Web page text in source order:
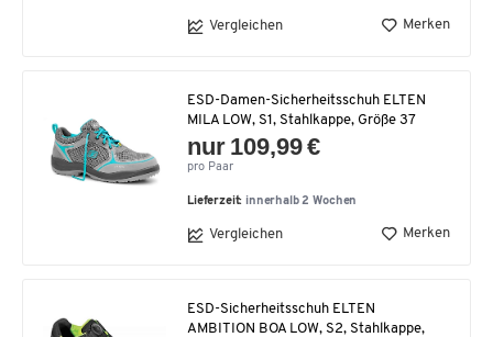
Vergleichen Merken
ESD-Damen-Sicherheitsschuh ELTEN
MILA LOW, S1, Stahlkappe, Größe 37
nur 109,99 €
pro Paar
Lieferzeit: innerhalb 2 Wochen
Vergleichen Merken
ESD-Sicherheitsschuh ELTEN
AMBITION BOA LOW, S2, Stahlkappe,